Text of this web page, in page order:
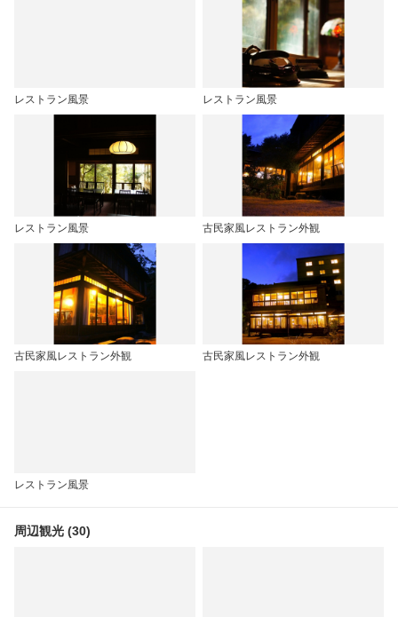
レストラン風景 レストラン風景
レストラン風景 古民家風レストラン外観
古民家風レストラン外観 古民家風レストラン外観
レストラン風景
周辺観光 (30)